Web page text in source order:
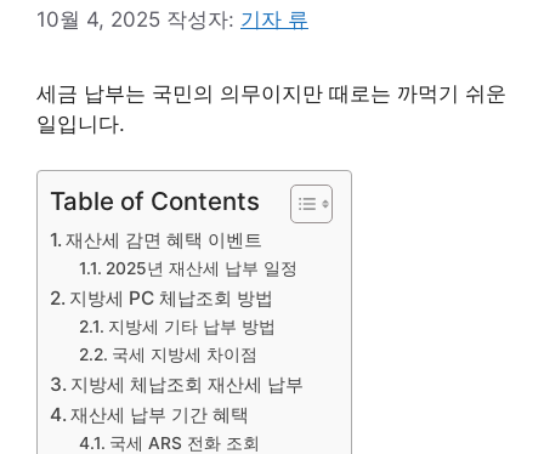
10월 4, 2025 작성자: 기자 류
세금 납부는 국민의 의무이지만 때로는 까먹기 쉬운
일입니다.
Table of Contents
재산세 감면 혜택 이벤트
2025년 재산세 납부 일정
지방세 PC 체납조회 방법
지방세 기타 납부 방법
국세 지방세 차이점
지방세 체납조회 재산세 납부
재산세 납부 기간 혜택
국세 ARS 전화 조회